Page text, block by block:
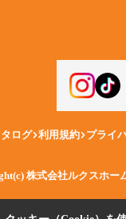
ログ 利用規約 プライ
株式会社ルクスホー